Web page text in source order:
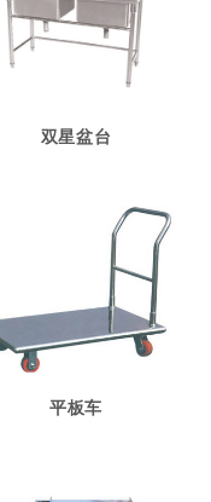
双星盆台
平板车